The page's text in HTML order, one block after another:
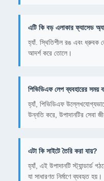
এটি কি বড় এলাকার ফ্যাসেড
হ্যাঁ. স্থিতিশীল রঙ এবং ধ্রুবক
আদর্শ করে তোলে।
পিভিডিএফ লেপ ব্যবহারের সময়
হ্যাঁ, পিভিডিএফ
উন্নতি করে, উপাদানটির সেবা
এটা কি সাইটে তৈরি করা যায়?
হ্যাঁ, এই উপাদানটি স্ট্যান্ডার্ড
যা সাধারণত নির্মাণে ব্যবহৃত হয়।